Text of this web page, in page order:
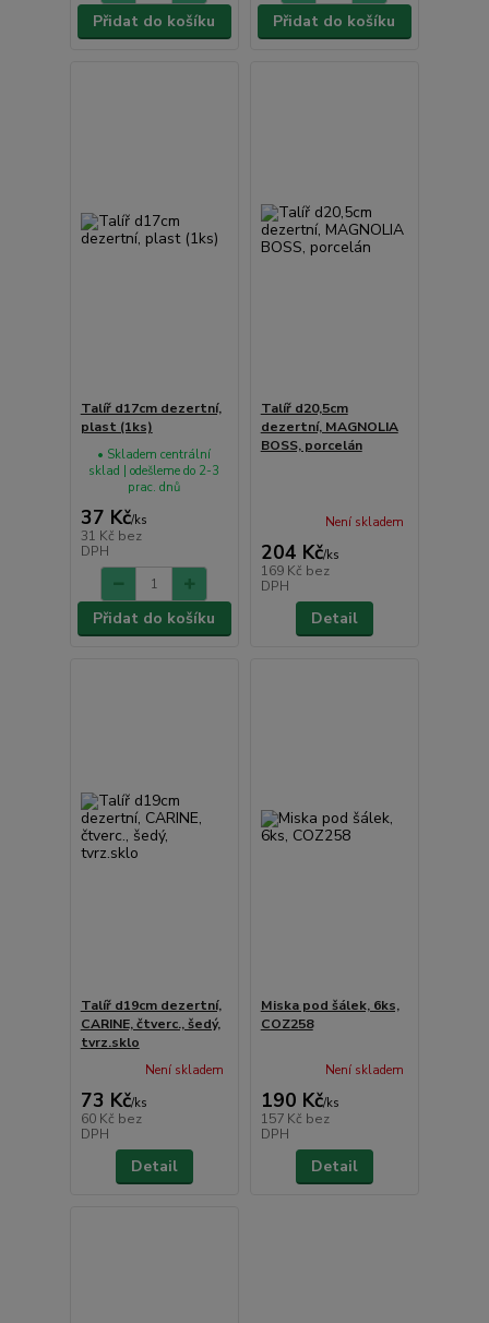
Přidat do košíku Přidat do košíku
Talíř d17cm dezertní,
plast (1ks)
37 Kč/ks
31 Kč bez
DPH
• Skladem centrální
sklad | odešleme do 2-3
prac. dnů
Přidat do košíku
Talíř d20,5cm
dezertní, MAGNOLIA
BOSS, porcelán
204 Kč/ks
169 Kč bez
DPH
Není skladem
Detail
Talíř d19cm dezertní,
CARINE, čtverc., šedý,
tvrz.sklo
73 Kč/ks
60 Kč bez
DPH
Není skladem
Detail
Miska pod šálek, 6ks,
COZ258
190 Kč/ks
157 Kč bez
DPH
Není skladem
Detail